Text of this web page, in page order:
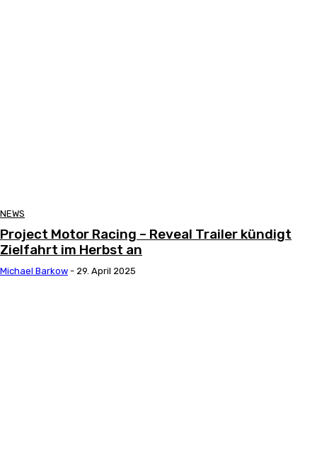
NEWS
Project Motor Racing – Reveal Trailer kündigt
Zielfahrt im Herbst an
Michael Barkow - 29. April 2025